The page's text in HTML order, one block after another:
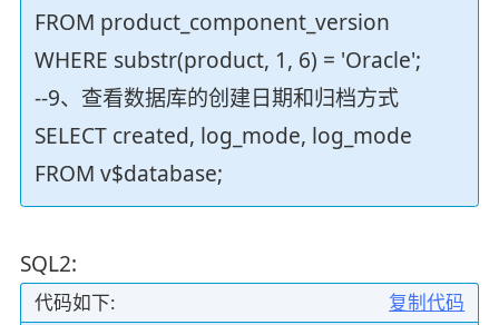
FROM product_component_version
WHERE substr(product, 1, 6) = 'Oracle';
--9、查看数据库的创建日期和归档方式
SELECT created, log_mode, log_mode
FROM v$database;
SQL2:
复制代码
代码如下: